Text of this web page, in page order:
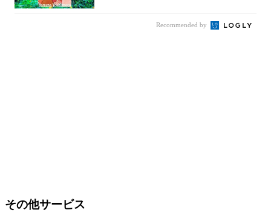
Recommended by
その他サービス